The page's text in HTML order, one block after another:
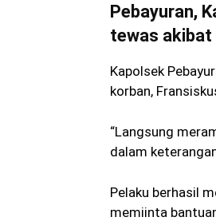
Pebayuran,
tewas akibat
Kapolsek
korban,
“Langsung
dalam
Pelaku berhasil
memiinta